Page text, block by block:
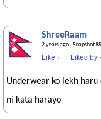
ShreeRaam
2 years ago· Snapshot
Like · Liked by ·
Underwear ko lekh haru
ni kata harayo